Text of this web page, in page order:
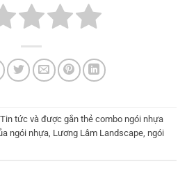
Tin tức và được gắn thẻ combo ngói nhựa
ngói nhựa, Lương Lâm Landscape, ngói